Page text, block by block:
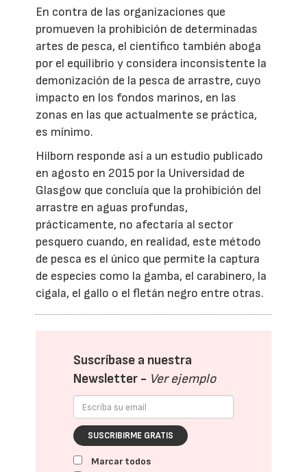
En contra de las organizaciones que
promueven la prohibición de determinadas
artes de pesca, el científico también aboga
por el equilibrio y considera inconsistente la
demonización de la pesca de arrastre, cuyo
impacto en los fondos marinos, en las
zonas en las que actualmente se práctica,
es mínimo.
Hilborn responde así a un estudio publicado
en agosto en 2015 por la Universidad de
Glasgow que concluía que la prohibición del
arrastre en aguas profundas,
prácticamente, no afectaría al sector
pesquero cuando, en realidad, este método
de pesca es el único que permite la captura
de especies como la gamba, el carabinero, la
cigala, el gallo o el fletán negro entre otras.
Suscríbase a nuestra
Newsletter - Ver ejemplo
SUSCRIBIRME GRATIS
Marcar todos